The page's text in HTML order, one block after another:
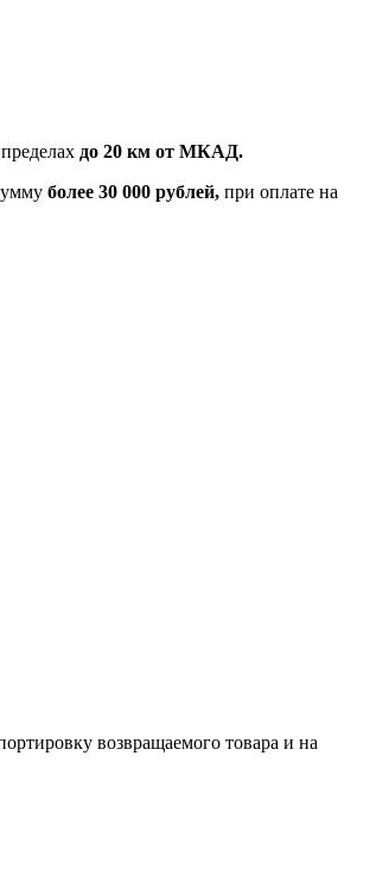
до 20 км от МКАД.
более 30 000 рублей, при оплате на
возвращаемого товара и на